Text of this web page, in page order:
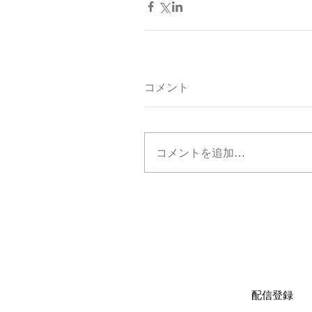
コメント
コメントを追加…
配信登録